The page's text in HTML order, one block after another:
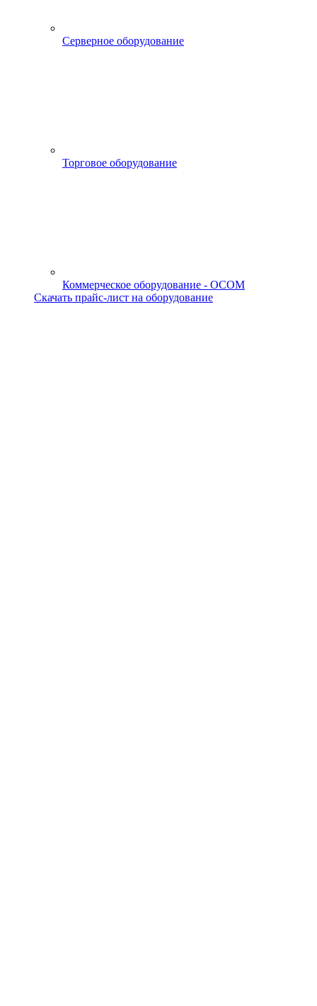
Серверное оборудование
Торговое оборудование
Коммерческое оборудование - OCOM
Скачать прайс-лист на оборудование